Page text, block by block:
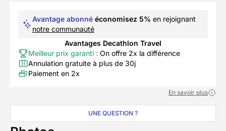
Avantage abonné économisez 5% en rejoignant
notre communauté
Avantages Decathlon Travel
Meilleur prix garanti : On offre 2x la différence
Annulation gratuite à plus de 30j
Paiement en 2x
En savoir plus
UNE QUESTION ?